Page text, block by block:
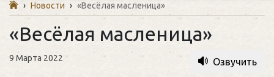
› Новости › «Весёлая масленица»
«Весёлая масленица»
9 Марта 2022 Озвучить